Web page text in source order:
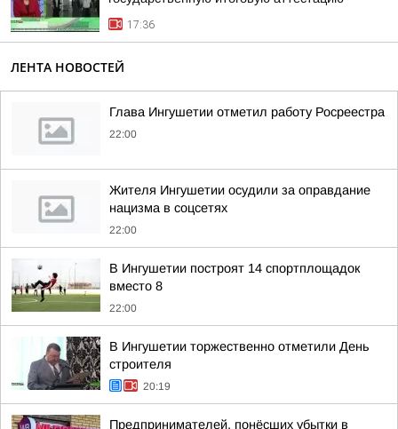
17:36
ЛЕНТА НОВОСТЕЙ
Глава Ингушетии отметил работу Росреестра
22:00
Жителя Ингушетии осудили за оправдание
нацизма в соцсетях
22:00
В Ингушетии построят 14 спортплощадок
вместо 8
22:00
В Ингушетии торжественно отметили День
строителя
20:19
Предпринимателей, понёсших убытки в